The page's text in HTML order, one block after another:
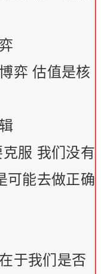
弈 估值是核
服 我们没有
可能去做正确
于我们是否